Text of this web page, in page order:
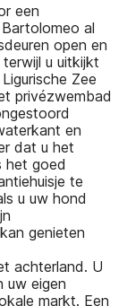
een
al
open en
u uitkijkt
Zee
privézwembad
en
dat u het
het goed
te
u uw hond
genieten
achterland. U
uw eigen
markt. Een